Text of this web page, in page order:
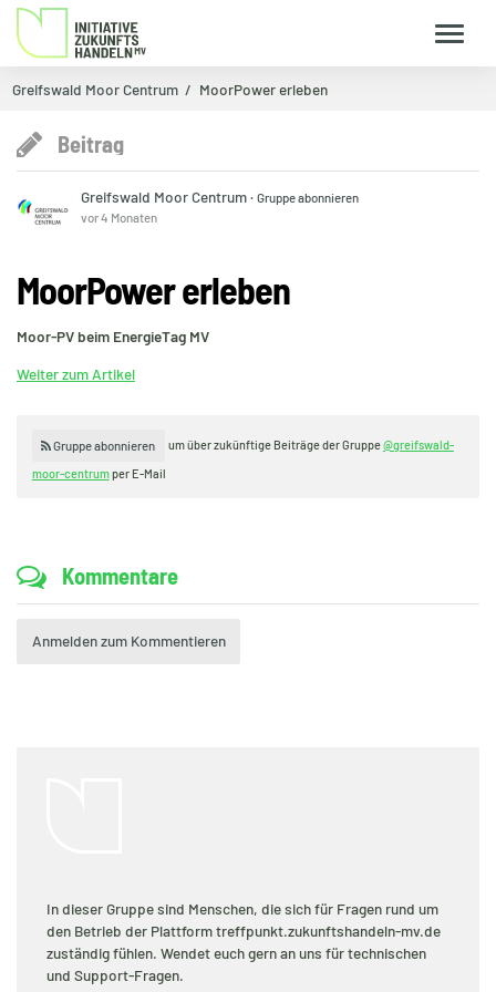
Greifswald Moor Centrum MoorPower erleben
Beitrag
Greifswald Moor Centrum·Gruppe abonnieren
vor 4 Monaten
MoorPower erleben
Moor-PV beim EnergieTag MV
Weiter zum Artikel
Gruppe abonnieren um über zukünftige Beiträge der Gruppe@greifswald-
moor-centrumper E-Mail
Kommentare
Anmelden zum Kommentieren
In dieser Gruppe sind Menschen, die sich für Fragen rund um
den Betrieb der Plattform treffpunkt.zukunftshandeln-mv.de
zuständig fühlen. Wendet euch gern an uns für technischen
und Support-Fragen.